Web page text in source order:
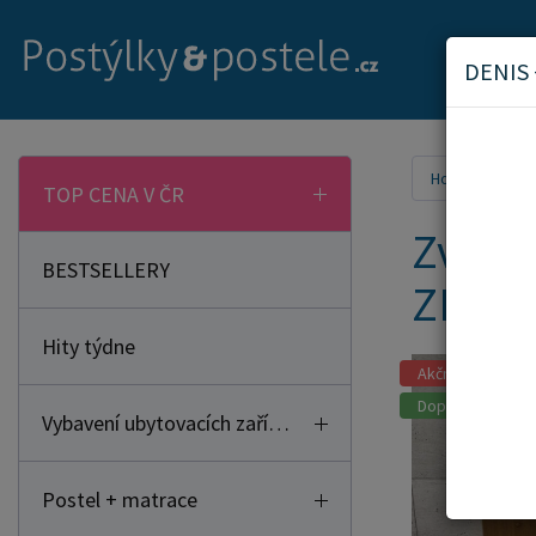
TOP CENA V ČR
BESTSELLERY
Hity týdne
Vybavení ubytovacích zařízení
Postel + matrace
Home
Akční zboží
Doporučujeme
DENIS